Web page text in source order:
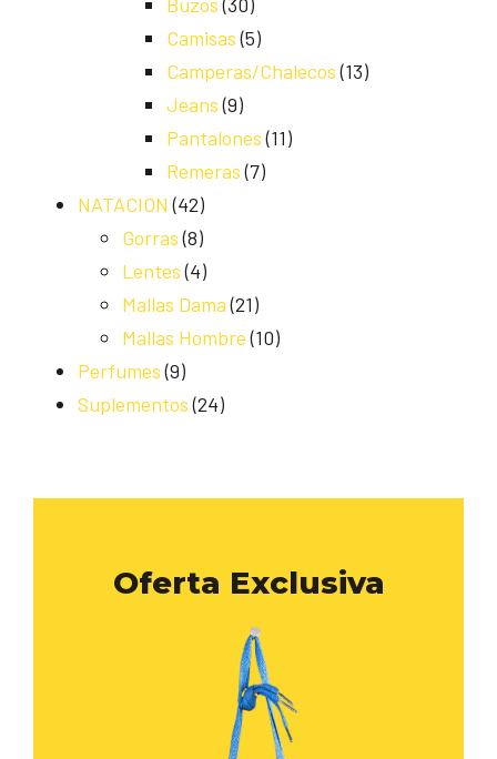
Camisas (5)
Camperas/Chalecos (13)
Jeans (9)
Pantalones (11)
Remeras (7)
NATACION (42)
Gorras (8)
Lentes (4)
Mallas Dama (21)
Mallas Hombre (10)
Perfumes (9)
Suplementos (24)
Oferta Exclusiva